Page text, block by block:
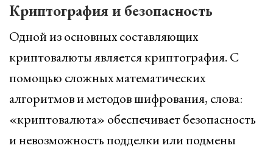
Криптография и безопасность
Одной из основных составляющих
криптовалюты является криптография. С
помощью сложных математических
алгоритмов и методов шифрования, слова:
«криптовалюта» обеспечивает безопасность
и невозможность подделки или подмены